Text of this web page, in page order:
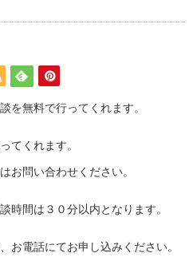
を無料で行ってくれます。
てくれます。
い合わせください。
時間は３０分以内となります。
お電話にてお申し込みください。